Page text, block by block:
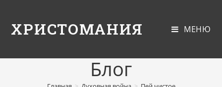
ХРИСТОМАНИЯ МЕНЮ
Блог